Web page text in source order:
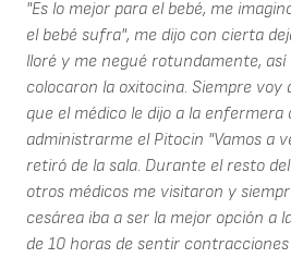
"Es lo mejor para el bebé, me
el bebé sufra", me dijo con cierta
lloré y me negué rotundamente, así
colocaron la oxitocina. Siempre voy
que el médico le dijo a la
administrarme el Pitocin "Vamos a
retiró de la sala. Durante el resto
otros médicos me visitaron y
cesárea iba a ser la mejor opción a
de 10 horas de sentir